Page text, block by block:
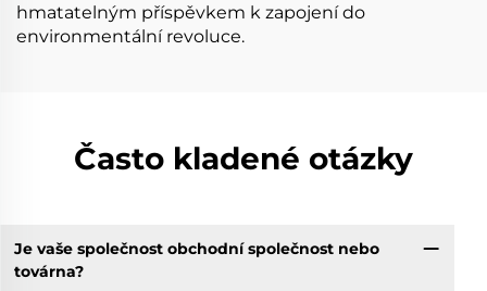
hmatatelným příspěvkem k zapojení do
environmentální revoluce.
Často kladené otázky
Je vaše společnost obchodní společnost nebo
továrna?